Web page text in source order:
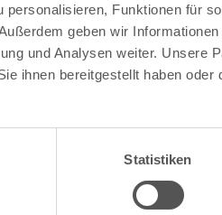
Funktionen für
geben wir
und Analysen weiter. Unsere
ihnen bereitgestellt haben
Statistiken